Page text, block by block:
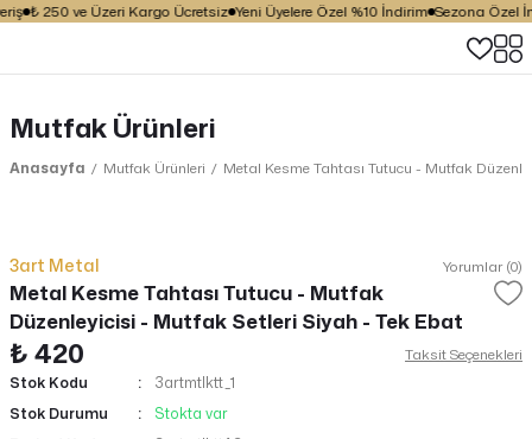
₺ 250 ve Üzeri Kargo Ücretsiz Yeni Üyelere Özel %10 İndirim Sezona Özel
Mutfak Ürünleri
Anasayfa Mutfak Ürünleri Metal Kesme Tahtası Tutucu - Mutfak
3art Metal Yorumlar (0)
Metal Kesme Tahtası Tutucu - Mutfak
Düzenleyicisi - Mutfak Setleri Siyah - Tek Ebat
₺ 420
Taksit Seçenekleri
Stok Kodu
3artmtlktt_1
Stok Durumu
Stokta var